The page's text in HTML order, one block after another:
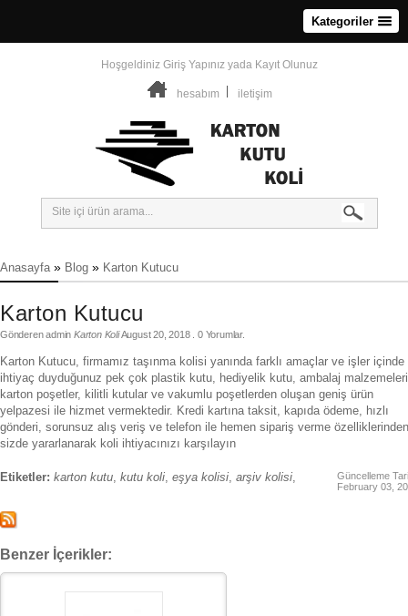
Kategoriler
Hoşgeldiniz Giriş Yapınız yada Kayıt Olunuz
hesabım iletişim
Anasayfa » Blog » Karton Kutucu
Karton Kutucu
Gönderenadmin Karton KoliAugust 20, 2018. 0 Yorumlar.
Karton Kutucu, firmamız taşınma kolisi yanında farklı amaçlar ve işler içinde
ihtiyaç duyduğunuz pek çok plastik kutu, hediyelik kutu, ambalaj
karton poşetler, kilitli kutular ve vakumlu poşetlerden oluşan geniş ürün
yelpazesi ile hizmet vermektedir. Kredi kartına taksit, kapıda ödeme, hızlı
gönderi, sorunsuz alış veriş ve telefon ile hemen sipariş verme özelliklerinden
sizde yararlanarak koli ihtiyacınızı karşılayın
Etiketler: karton kutu, kutu koli, eşya kolisi, arşiv kolisi,
Güncelleme
February 03,
Benzer İçerikler: